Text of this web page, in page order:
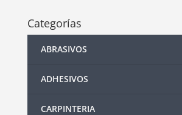
Categorías
ABRASIVOS
ADHESIVOS
CARPINTERIA